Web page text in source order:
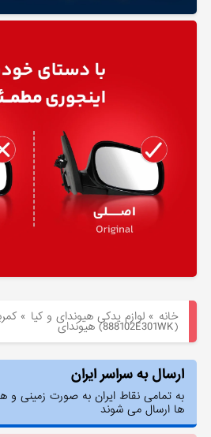
لوازم
خانه »لوازم یدکی هیوندای و کیا »
(888102E301WK) هیوندای
ارسال به سراسر ایران
به تمامی نقاط ایران به صورت زمینی و
ها ارسال می شوند